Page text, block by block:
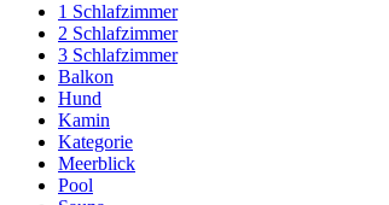
1 Schlafzimmer
2 Schlafzimmer
3 Schlafzimmer
Balkon
Hund
Kamin
Kategorie
Meerblick
Pool